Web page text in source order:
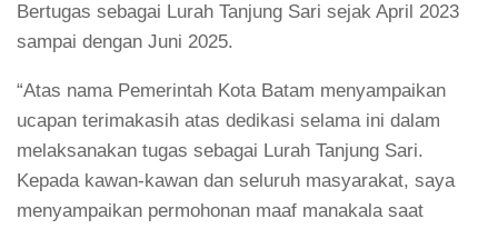
Bertugas sebagai Lurah Tanjung Sari sejak April 2023
sampai dengan Juni 2025.
“Atas nama Pemerintah Kota Batam menyampaikan
ucapan terimakasih atas dedikasi selama ini dalam
melaksanakan tugas sebagai Lurah Tanjung Sari.
Kepada kawan-kawan dan seluruh masyarakat, saya
menyampaikan permohonan maaf manakala saat